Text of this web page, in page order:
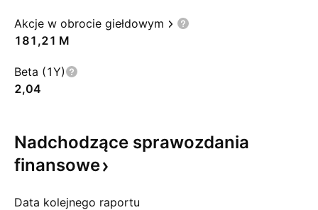
Akcje w obrocie giełdowym
‪181,21 M‬
Beta (1Y)
2,04
Nadchodzące sprawozdania
finansowe
Data kolejnego raportu